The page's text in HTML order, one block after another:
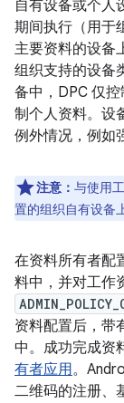
自有设备或个人
期间执行（用于
主要资料的设备
组织支持的设备
备中，DPC 仅
制个人资料。设
例外情况，例如
注意： 与使用
置的组织自有设备
在资料所有者配
料中，并对工作
资料配置后，带
中。成功完成资
有者应用。
二维码的注册、